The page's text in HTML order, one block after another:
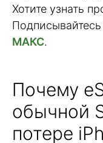
Хотите узнать
МАКС.
Почему
обычной
потере